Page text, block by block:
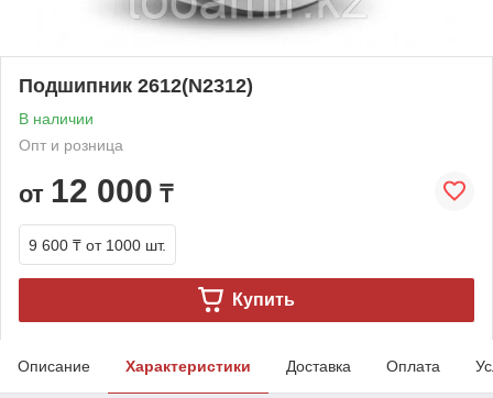
Подшипник 2612(N2312)
В наличии
Опт и розница
от 12 000 ₸
9 600 ₸ от 1000 шт.
Купить
Описание Характеристики Доставка Оплата